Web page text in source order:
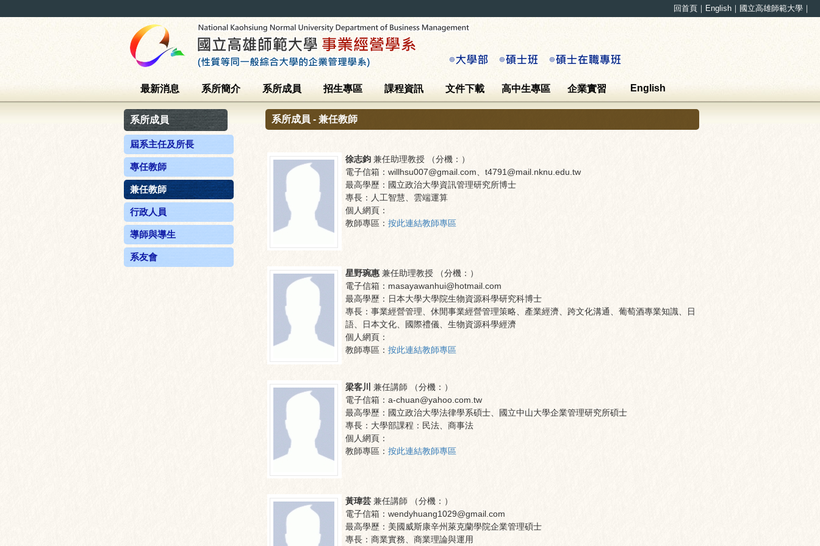
回首頁 ｜ English ｜ 國立高雄師範大學 ｜
最新消息 系所簡介 系所成員 招生專區 課程資訊 文件下載 高中生專區 企業實習 English
系所成員
屆系主任及所長
專任教師
兼任教師
行政人員
導師與導生
系友會
系所成員 - 兼任教師
徐志鈞 兼任助理教授 （分機： ）
電子信箱： willhsu007@gmail.com、t4791@mail.nknu.edu.tw
最高學歷： 國立政治大學資訊管理研究所博士
專長： 人工智慧、雲端運算
個人網頁：
教師專區： 按此連結教師專區
星野琬惠 兼任助理教授 （分機： ）
電子信箱： masayawanhui@hotmail.com
最高學歷： 日本大學大學院生物資源科學研究科博士
專長： 事業經營管理、休閒事業經營管理策略、產業經濟、跨文化溝通、葡萄酒專業知識、日
語、日本文化、國際禮儀、生物資源科學經濟
個人網頁：
教師專區： 按此連結教師專區
梁客川 兼任講師 （分機： ）
電子信箱： a-chuan@yahoo.com.tw
最高學歷： 國立政治大學法律學系碩士、國立中山大學企業管理研究所碩士
專長： 大學部課程：民法、商事法
個人網頁：
教師專區： 按此連結教師專區
黃瑋芸 兼任講師 （分機： ）
電子信箱： wendyhuang1029@gmail.com
最高學歷： 美國威斯康辛州萊克蘭學院企業管理碩士
專長： 商業實務、商業理論與運用